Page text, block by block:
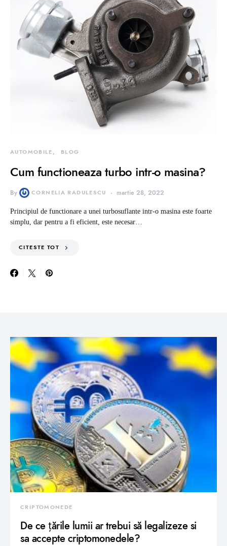
AUTOMOBILE BLOG
Cum functioneaza turbo intr-o masina?
By CORNELIA RADULESCU martie 28, 2022
Principiul de functionare a unei turbosuflante intr-o masina este foarte
simplu, dar pentru a fi eficient, este necesar…
CITESTE TOT
CRIPTOMONEDE
De ce țările lumii ar trebui să legalizeze si
sa accepte criptomonedele?